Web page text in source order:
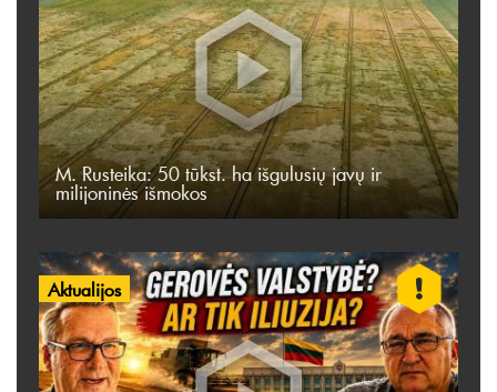
M. Rusteika: 50 tūkst. ha išgulusių javų ir
milijoninės išmokos
Aktualijos